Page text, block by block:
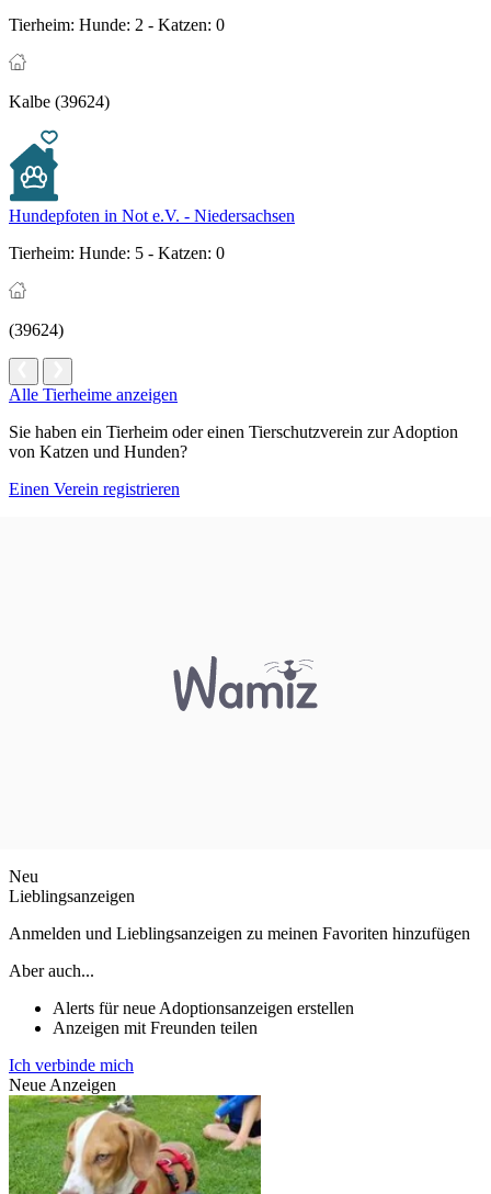
Tierheim: Hunde: 2 - Katzen: 0
Kalbe (39624)
Hundepfoten in Not e.V. - Niedersachsen
Tierheim: Hunde: 5 - Katzen: 0
(39624)
Alle Tierheime anzeigen
Sie haben ein Tierheim oder einen Tierschutzverein zur Adoption
von Katzen und Hunden?
Einen Verein registrieren
Neu
Lieblingsanzeigen
Anmelden und Lieblingsanzeigen zu meinen Favoriten hinzufügen
Aber auch...
Alerts für neue Adoptionsanzeigen erstellen
Anzeigen mit Freunden teilen
Ich verbinde mich
Neue Anzeigen